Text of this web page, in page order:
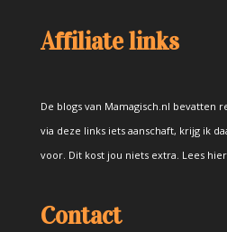
Affiliate links
De blogs van Mamagisch.nl bevatten
via deze links iets aanschaft, krijg ik
voor. Dit kost jou niets extra. Lees
Contact